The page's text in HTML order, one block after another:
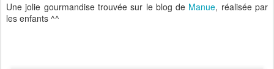
Une jolie gourmandise trouvée sur le blog de Manue, réalisée par
les enfants ^^